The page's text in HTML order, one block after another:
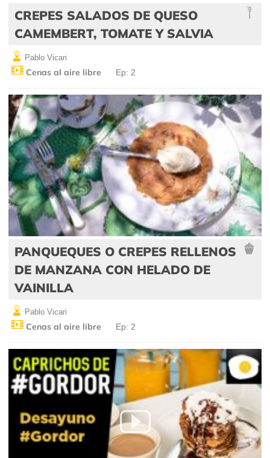
CREPES SALADOS DE QUESO
CAMEMBERT, TOMATE Y SALVIA
Pablo Vicari
Cenas al aire libre Ep: 2
PANQUEQUES O CREPES RELLENOS
DE MANZANA CON HELADO DE
VAINILLA
Pablo Vicari
Cenas al aire libre Ep: 2